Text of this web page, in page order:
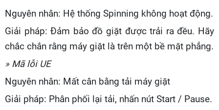
Nguyên nhân: Hệ thống Spinning không hoạt động.
Giải pháp: Đảm bảo đồ giặt được trải ra đều. Hãy
chắc chắn rằng máy giặt là trên một bề mặt phẳng.
» Mã lỗi UE
Nguyên nhân: Mất cân bằng tải máy giặt
Giải pháp: Phân phối lại tải, nhấn nút Start / Pause.